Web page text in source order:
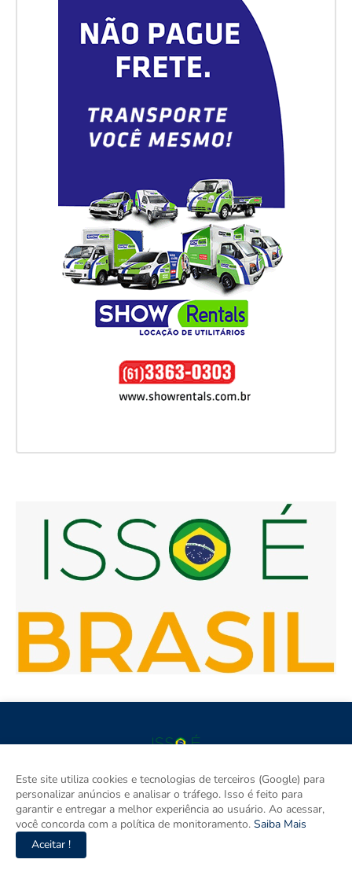
Isso é Brasil é seu site de notícias e um espaço para discutir as
Regiões do Brasil. Aqui tem informação de verdade com
imparcialidade. Os principais temas são política, cidades e
empreendedorismo. DRT 0010556/DF.
Este site utiliza cookies e tecnologias de terceiros (Google) para
personalizar anúncios e analisar o tráfego. Isso é feito para
garantir e entregar a melhor experiência ao usuário. Ao acessar,
você concorda com a política de monitoramento. Saiba Mais
Aceitar !